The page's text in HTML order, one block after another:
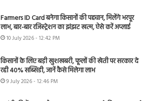
Farmers ID Card बनेगा किसानों की पहचान, मिलेंगे भरपूर
लाभ, बार-बार रजिस्ट्रेशन का झंझट खत्म, ऐसे करें अप्लाई
10 July 2026 - 12:42 PM
किसानों के लिए बड़ी खुशखबरी, फूलों की खेती पर सरकार दे
रही 40% सब्सिडी, जानें कैसे मिलेगा लाभ
9 July 2026 - 12:46 PM